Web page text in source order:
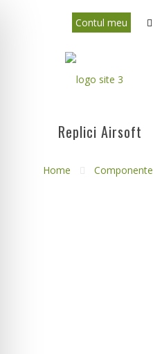
Contul meu
Replici Airsoft
Home Componente